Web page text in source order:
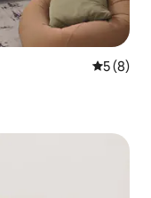
レビュー
5 (8)